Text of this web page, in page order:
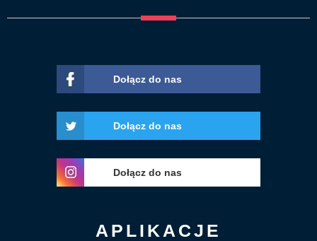
Dołącz do nas
Dołącz do nas
Dołącz do nas
APLIKACJE